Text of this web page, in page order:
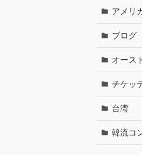
アメリ
ブログ
オース
チケッ
台湾
韓流コ